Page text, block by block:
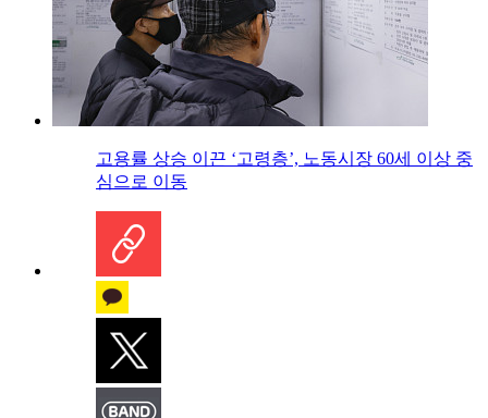
고용률 상승 이끈 ‘고령층’, 노동시장 60세 이상 중
심으로 이동